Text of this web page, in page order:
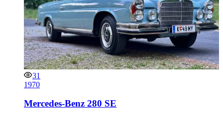
31
1970
Mercedes-Benz 280 SE